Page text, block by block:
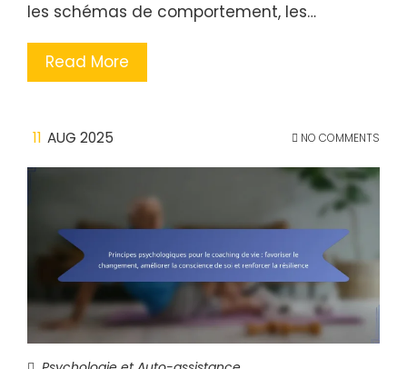
les schémas de comportement, les…
Read More
11 AUG 2025 NO COMMENTS